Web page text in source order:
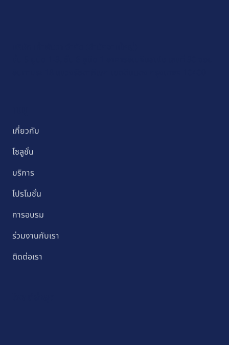
เกี่ยวกับ
โซลูชั่น
บริการ
โปรโมชั่น
การอบรม
ร่วมงานกับเรา
ติดต่อเรา